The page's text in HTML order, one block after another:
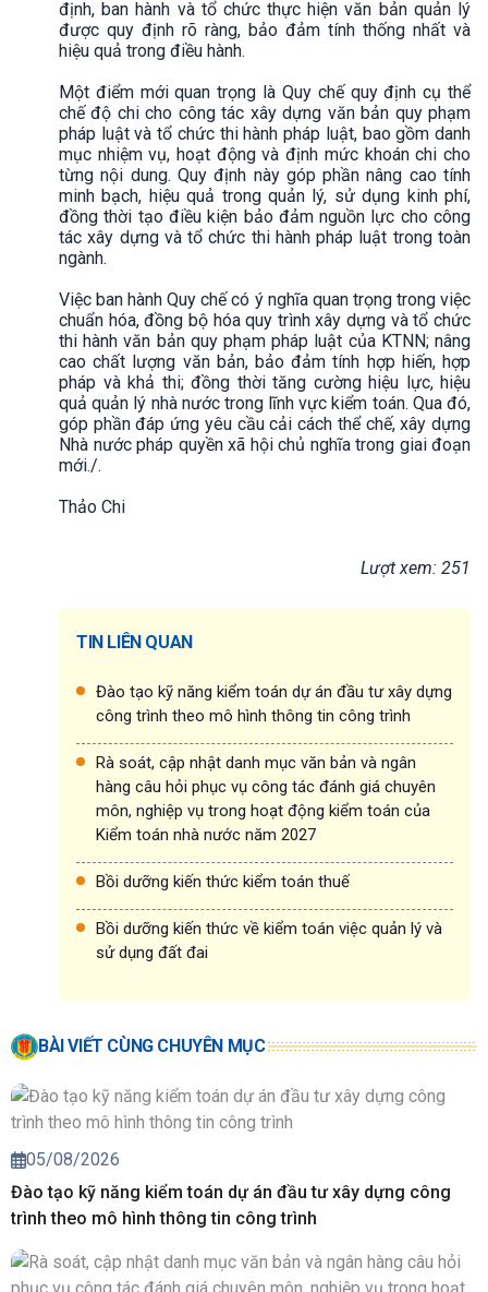
định, ban hành và tổ chức thực hiện văn bản quản lý
được quy định rõ ràng, bảo đảm tính thống nhất và
hiệu quả trong điều hành.
Một điểm mới quan trọng là Quy chế quy định cụ thể
chế độ chi cho công tác xây dựng văn bản quy phạm
pháp luật và tổ chức thi hành pháp luật, bao gồm danh
mục nhiệm vụ, hoạt động và định mức khoán chi cho
từng nội dung. Quy định này góp phần nâng cao tính
minh bạch, hiệu quả trong quản lý, sử dụng kinh phí,
đồng thời tạo điều kiện bảo đảm nguồn lực cho công
tác xây dựng và tổ chức thi hành pháp luật trong toàn
ngành.
Việc ban hành Quy chế có ý nghĩa quan trọng trong việc
chuẩn hóa, đồng bộ hóa quy trình xây dựng và tổ chức
thi hành văn bản quy phạm pháp luật của KTNN; nâng
cao chất lượng văn bản, bảo đảm tính hợp hiến, hợp
pháp và khả thi; đồng thời tăng cường hiệu lực, hiệu
quả quản lý nhà nước trong lĩnh vực kiểm toán. Qua đó,
góp phần đáp ứng yêu cầu cải cách thể chế, xây dựng
Nhà nước pháp quyền xã hội chủ nghĩa trong giai đoạn
mới./.
Thảo Chi
Lượt xem: 251
TIN LIÊN QUAN
Đào tạo kỹ năng kiểm toán dự án đầu tư xây dựng
công trình theo mô hình thông tin công trình
Rà soát, cập nhật danh mục văn bản và ngân
hàng câu hỏi phục vụ công tác đánh giá chuyên
môn, nghiệp vụ trong hoạt động kiểm toán của
Kiểm toán nhà nước năm 2027
Bồi dưỡng kiến thức kiểm toán thuế
Bồi dưỡng kiến thức về kiểm toán việc quản lý và
sử dụng đất đai
BÀI VIẾT CÙNG CHUYÊN MỤC
05/08/2026
Đào tạo kỹ năng kiểm toán dự án đầu tư xây dựng công
trình theo mô hình thông tin công trình